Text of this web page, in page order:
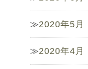
2020年5月
2020年4月